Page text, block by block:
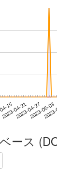
15
2023-04-212023-04-272023-05-03
ース